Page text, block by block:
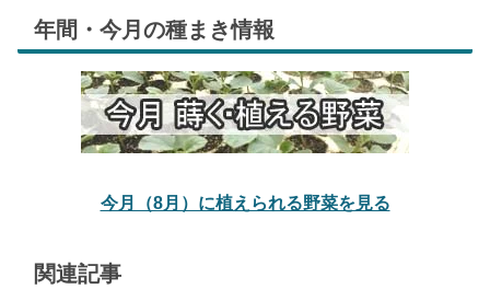
年間・今月の種まき情報
今月（8月）に植えられる野菜を見る
関連記事